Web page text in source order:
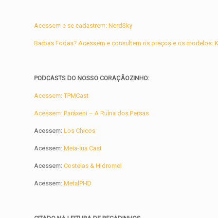
Acessem e se cadastrem: NerdSky
Barbas Fodas? Acessem e consultem os preços e os modelos:
PODCASTS DO NOSSO CORAÇÃOZINHO:
Acessem: TPMCast
Acessem: Paráxeni – A Ruína dos Persas
Acessem:Los Chicos
Acessem: Meia-lua Cast
Acessem:Costelas & Hidromel
Acessem: MetalPHD